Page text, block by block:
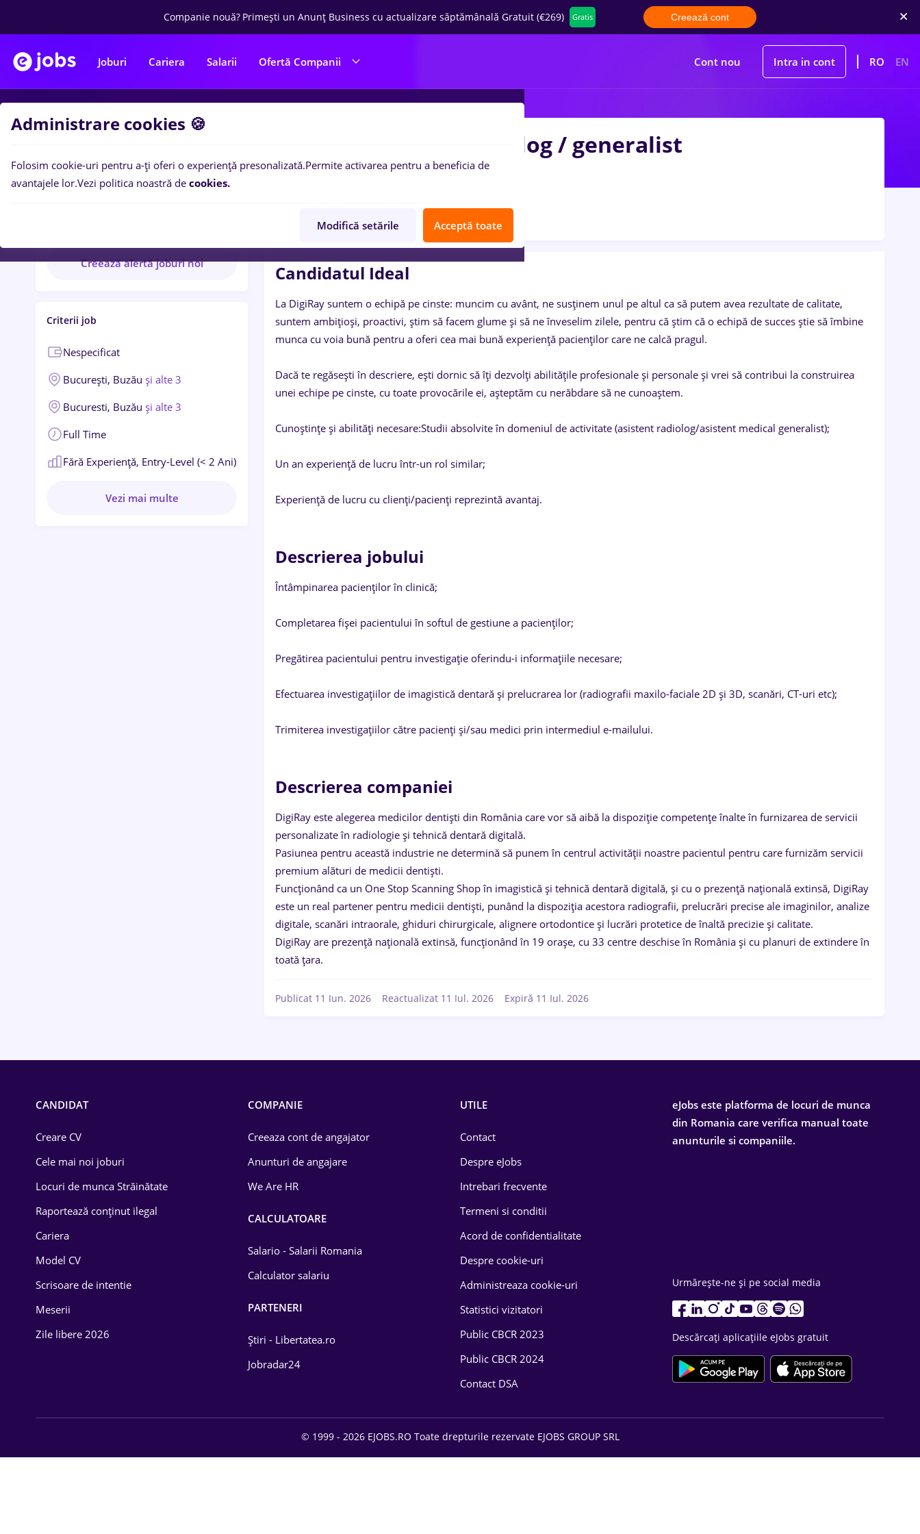
Companie nouă? Primești un Anunț Business cu actualizare săptămânală Gratuit (€269) Gratis Creează cont
Joburi Cariera Salarii Ofertă Companii Cont nou Intra in cont RO EN
Creează alertă joburi noi
Criterii job
Nespecificat
București, Buzău și alte 3
Bucuresti, Buzău și alte 3
Full Time
Fără Experiență, Entry-Level (< 2 Ani)
Vezi mai multe
Asistent medical radiolog / generalist
DigiRay 1 poziție Anunț verificat
Candidatul Ideal
La DigiRay suntem o echipă pe cinste: muncim cu avânt, ne susținem unul pe altul ca să putem avea rezultate de calitate,
suntem ambițioși, proactivi, știm să facem glume și să ne înveselim zilele, pentru că știm că o echipă de succes știe să îmbine
munca cu voia bună pentru a oferi cea mai bună experiență pacienților care ne calcă pragul.
Dacă te regăsești în descriere, ești dornic să îți dezvolți abilitățile profesionale și personale și vrei să contribui la construirea
unei echipe pe cinste, cu toate provocările ei, așteptăm cu nerăbdare să ne cunoaștem.
Cunoștințe și abilități necesare:Studii absolvite în domeniul de activitate (asistent radiolog/asistent medical generalist);
Un an experiență de lucru într-un rol similar;
Experiență de lucru cu clienți/pacienți reprezintă avantaj.
Descrierea jobului
Întâmpinarea pacienților în clinică;
Completarea fișei pacientului în softul de gestiune a pacienților;
Pregătirea pacientului pentru investigație oferindu-i informațiile necesare;
Efectuarea investigațiilor de imagistică dentară și prelucrarea lor (radiografii maxilo-faciale 2D și 3D, scanări, CT-uri etc);
Trimiterea investigațiilor către pacienți și/sau medici prin intermediul e-mailului.
Descrierea companiei
DigiRay este alegerea medicilor dentiști din România care vor să aibă la dispoziție competențe înalte în furnizarea de servicii
personalizate în radiologie și tehnică dentară digitală.
Pasiunea pentru această industrie ne determină să punem în centrul activității noastre pacientul pentru care furnizăm servicii
premium alături de medicii dentiști.
Funcționând ca un One Stop Scanning Shop în imagistică și tehnică dentară digitală, și cu o prezență națională extinsă, DigiRay
este un real partener pentru medicii dentiști, punând la dispoziția acestora radiografii, prelucrări precise ale imaginilor, analize
digitale, scanări intraorale, ghiduri chirurgicale, alignere ortodontice și lucrări protetice de înaltă precizie și calitate.
DigiRay are prezență națională extinsă, funcționând în 19 orașe, cu 33 centre deschise în România și cu planuri de extindere în
toată țara.
Publicat 11 Iun. 2026 Reactualizat 11 Iul. 2026 Expiră 11 Iul. 2026
CANDIDAT
Creare CV
Cele mai noi joburi
Locuri de munca Străinătate
Raportează conținut ilegal
Cariera
Model CV
Scrisoare de intentie
Meserii
Zile libere 2026
COMPANIE
Creeaza cont de angajator
Anunturi de angajare
We Are HR
CALCULATOARE
Salario - Salarii Romania
Calculator salariu
PARTENERI
Știri - Libertatea.ro
Jobradar24
UTILE
Contact
Despre eJobs
Intrebari frecvente
Termeni si conditii
Acord de confidentialitate
Despre cookie-uri
Administreaza cookie-uri
Statistici vizitatori
Public CBCR 2023
Public CBCR 2024
Contact DSA
eJobs este platforma de locuri de munca
din Romania care verifica manual toate
anunturile si companiile.
Urmărește-ne și pe social media
Descărcați aplicațiile eJobs gratuit
© 1999 - 2026 EJOBS.RO Toate drepturile rezervate EJOBS GROUP SRL
Administrare cookies 🍪
Folosim cookie-uri pentru a-ți oferi o experiență presonalizată.Permite activarea pentru a beneficia de
avantajele lor.Vezi politica noastră de cookies.
Modifică setările Acceptă toate